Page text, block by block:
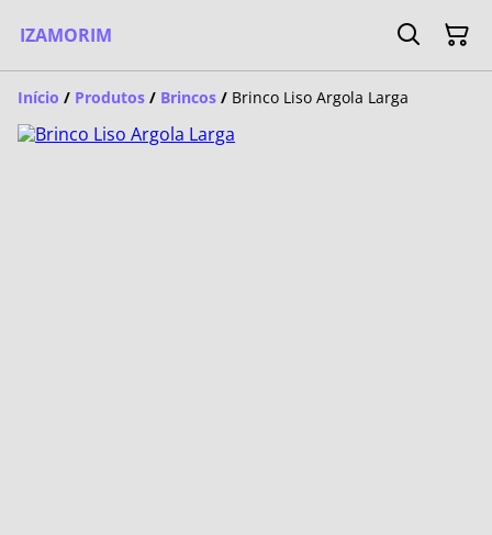
IZAMORIM
Início / Produtos / Brincos / Brinco Liso Argola Larga